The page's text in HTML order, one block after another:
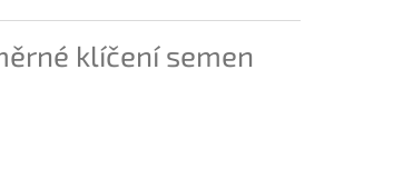
klíčení semen